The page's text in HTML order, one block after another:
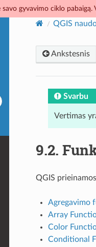
gyvavimo ciklo
QGIS
Ankstesnis
Svarbu
Vertimas
9.2.
QGIS
Agregavimo
Array
Color
Conditional